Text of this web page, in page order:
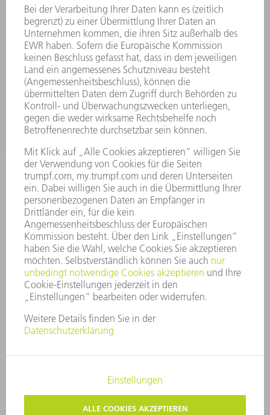
LASER
LEISTUNGSELEKTRONIK
ELEKTROWERKZEUGE
SMART FACTORY
SOFTWARE
SERVICES
ANWENDUNGEN
BRANCHEN
UNTERNEHMEN
KARRIERE
STELLENANGEBOTE
VORSTAND
GESCHÄFTSBERICHT
UNTERNEHMENSGRUNDSÄTZE
COMPLIANCE
HINWEISGEBERSYSTEM
SECURITY
PRESSEMITTEILUNGEN
MAGAZINE
LIEFERANTEN
NACHHALTIGKEIT
UMWELT & KLIMA
SOZIALES & GESELLSCHAFT
UNTERNEHMENSFÜHRUNG
IMPRESSUM DATENSCHUTZ
COPYRIGHT
PRIVATSPHÄRE-EINSTELLUNGEN